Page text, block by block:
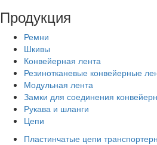
Продукция
Ремни
Шкивы
Конвейерная лента
Резинотканевые конвейерные
Модульная лента
Замки для соединения
Рукава и шланги
Цепи
Пластинчатые цепи